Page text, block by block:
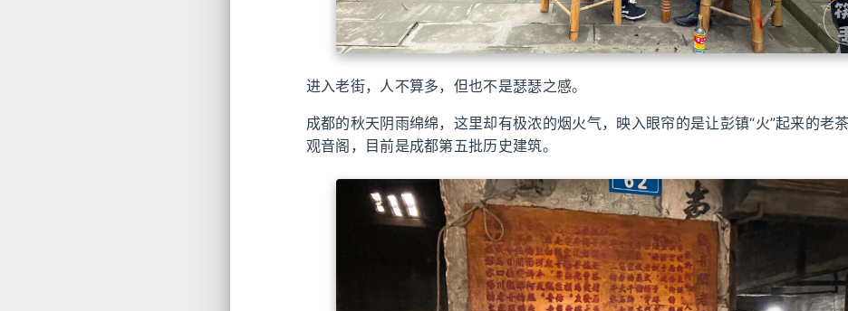
进入老街，人不算多，但也不是瑟瑟之感。
成都的秋天阴雨绵绵，这里却有极浓的烟火气，映入眼帘的是让彭镇“火”起来的老
观音阁，目前是成都第五批历史建筑。